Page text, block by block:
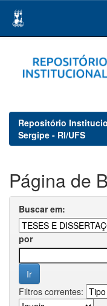
navigation
Repositório
Sergipe - RI/UFS
Página de
Buscar em:
por
Filtros correntes: